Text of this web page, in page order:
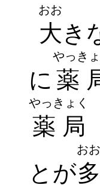
大
おお
き
に薬
やっき
薬局
やっきょく
とが多
おお